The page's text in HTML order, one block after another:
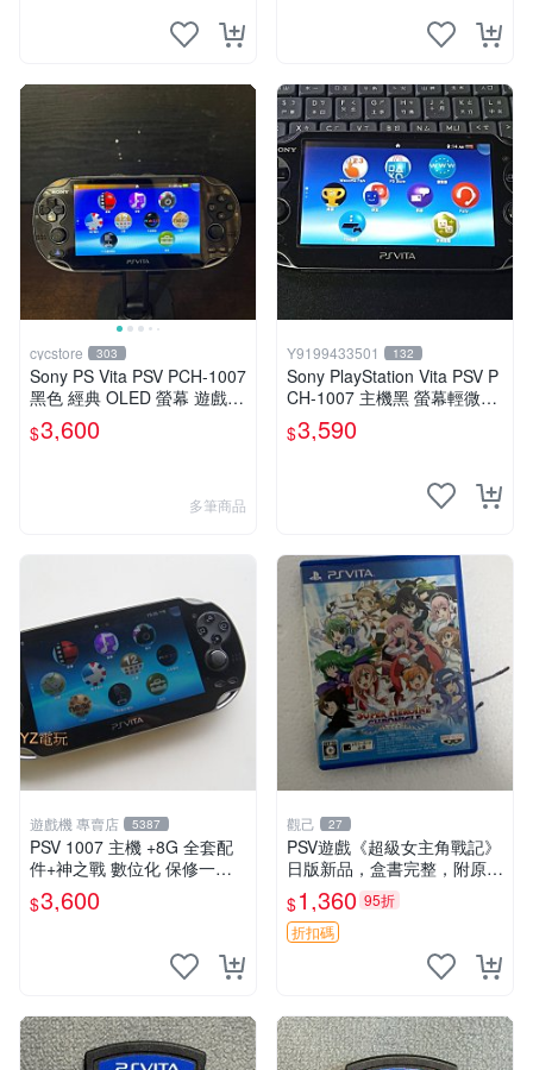
cycstore 303
Sony PS Vita PSV PCH-1007
黑色 經典 OLED 螢幕 遊戲掌
機 附充電線 經典收藏 掌上型
遊戲機
$3,600
多筆商品
Y9199433501 132
Sony PlayStation Vita PSV P
CH-1007 主機黑 螢幕輕微老
化 可安裝遊戲 系統3.74書
$3,590
遊戲機 專賣店 5387
PSV 1007 主機 +8G 全套配
件+神之戰 數位化 保修一年
品質有保障 psvita
$3,600
觀己 27
PSV遊戲《超級女主角戰記》
日版新品，盒書完整，附原裝
包裝，玩樂典藏款，成就全開
任你挑戰 超級女主角戰記 PS
V 游戲 日版 成就全開 DLC 全
$1,360 95折
折扣碼